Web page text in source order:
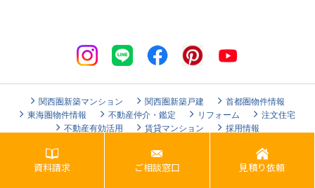
関西圏新築マンション 関西圏新築戸建
首都圏物件情報
東海圏物件情報
不動産仲介・鑑定 リフォーム
注文住宅
不動産有効活用
賃貸マンション 採用情報
資料請求 ご相談窓口 見積り依頼